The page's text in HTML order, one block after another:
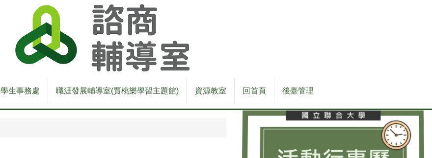
學生事務處 職涯發展輔導室(賈桃樂學習主題館) 資源教室 回首頁 後臺管理